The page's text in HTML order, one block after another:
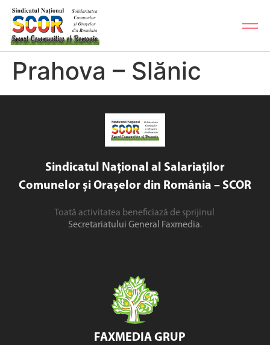
Prahova – Slănic
Sindicatul Național al Salariaților
Comunelor și Orașelor din România – SCOR
Toată activitatea beneficiază de sprijinul
Secretariatului General Faxmedia.
FAXMEDIA GRUP